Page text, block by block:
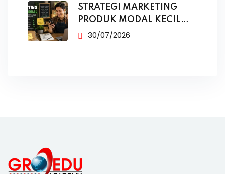
STRATEGI MARKETING
PRODUK MODAL KECIL
TANPA IKLAN
30/07/2026